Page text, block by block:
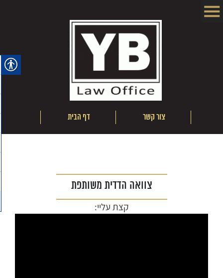
צור קשר דף הבית
צוואה הדדית משותפת
קצת עליי: